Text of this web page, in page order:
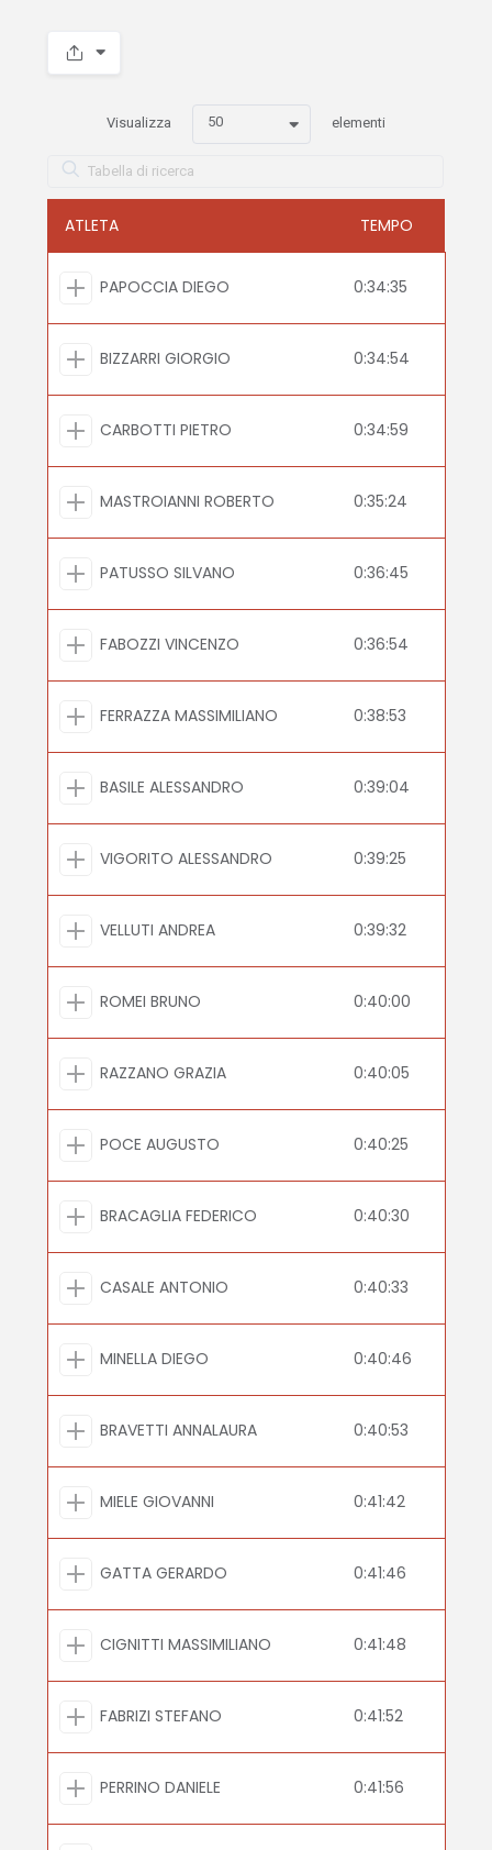
Visualizza 50 elementi
ATLETA TEMPO
PAPOCCIA DIEGO 0:34:35
BIZZARRI GIORGIO 0:34:54
CARBOTTI PIETRO 0:34:59
MASTROIANNI ROBERTO 0:35:24
PATUSSO SILVANO 0:36:45
FABOZZI VINCENZO 0:36:54
FERRAZZA MASSIMILIANO 0:38:53
BASILE ALESSANDRO 0:39:04
VIGORITO ALESSANDRO 0:39:25
VELLUTI ANDREA 0:39:32
ROMEI BRUNO 0:40:00
RAZZANO GRAZIA 0:40:05
POCE AUGUSTO 0:40:25
BRACAGLIA FEDERICO 0:40:30
CASALE ANTONIO 0:40:33
MINELLA DIEGO 0:40:46
BRAVETTI ANNALAURA 0:40:53
MIELE GIOVANNI 0:41:42
GATTA GERARDO 0:41:46
CIGNITTI MASSIMILIANO 0:41:48
FABRIZI STEFANO 0:41:52
PERRINO DANIELE 0:41:56